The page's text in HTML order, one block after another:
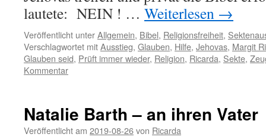
lautete: NEIN ! … Weiterlesen →
Veröffentlicht unterAllgemein, Bibel, Religionsfreiheit,
Verschlagwortet mitAusstieg, Glauben, Hilfe, Jehovas, Margit
Glauben seid, Prüft immer wieder, Religion, Ricarda, Sekte,
Kommentar
Natalie Barth – an ihren Vater
Veröffentlicht am 2019-08-26von Ricarda